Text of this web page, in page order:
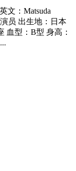
文：Matsuda
员 出生地：日本
血型：B型 身高：